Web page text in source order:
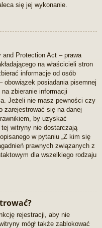
się jej wykonanie.
Protection Act – prawa
na właścicieli stron
informacje od osób
obowiązek posiadania pisemnej
zbieranie informacji
Jeżeli nie masz pewności czy
zarejestrować się na danej
by uzyskać
witryny nie dostarczają
w pytaniu „Z kim się
prawnych związanych z
dla wszelkiego rodzaju
rejestracji, aby nie
mógł także zablokować